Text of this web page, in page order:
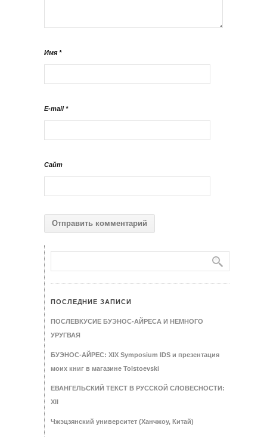
Имя*
E-mail*
Сайт
ПОСЛЕДНИЕ ЗАПИСИ
ПОСЛЕВКУСИЕ БУЭНОС-АЙРЕСА И НЕМНОГО
УРУГВАЯ
БУЭНОС-АЙРЕС: XIX Symposium IDS и презентация
моих книг в магазине Tolstoevski
ЕВАНГЕЛЬСКИЙ ТЕКСТ В РУССКОЙ СЛОВЕСНОСТИ:
XII
Чжэцзянский университет (Ханчжоу, Китай)